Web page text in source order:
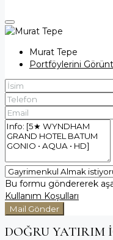
Murat Tepe
Portföylerini
Bu formu göndererek
Kullanım Koşulları
Mail Gönder
DOĞRU YATIRIM